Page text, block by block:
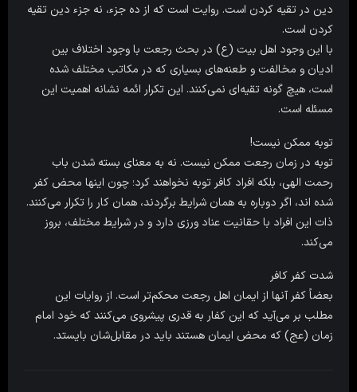
دین در تقیه کردن است. روایت است که از ده جزء، نه جزء دین تقیه
کردن است.
با این وجود اهل بیت (ع) در بحث رجعت با وجود اختلاف بین
ادیان و مخالفت و طعنه‌های بسیاری که در مکاتب مختلف شده
است، هیچ گونه تقیه‌ای نمی‌کنند. این تکرار ائمه نشانه اهمیت این
مسئله است.
توبه ممکن نیست!
توبه در زمان رجعت ممکن نیست. نه به معنای بسته شدن باب
رحمت الهی، بلکه افراد کافر توبه نخواهند کرد؛ چون اینها محض کفر
شده اند، اگر دوباره به همان شرایط برگردند، همان کار را تکرار می‌کنند.
ذات این افراد با حقانیت عناد ورزی دارد و در شرایط مختلف، بروز
می‌کند.
شدت کفر کافر
بعضاً کفر آنها از ایمان اهل رجعت محکم‌تر است. از روایات این
مطلب بر می‌آید که این کفار به قدری پیشروی می‌کنند که خود امام
زمان (عج) که محض ایمان هستند باید در مقابل‌شان بایستد.